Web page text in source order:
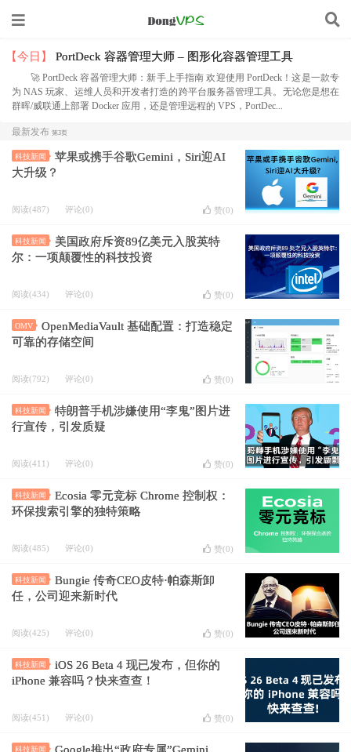
【今日】 PortDeck 容器管理大师 – 图形化容器管理工具
🚀 PortDeck 容器管理大师：新手上手指南 欢迎使用 PortDeck！这是一款专
为 NAS 玩家、运维人员和开发者打造的跨平台服务器管理工具。无论您是想在
群晖/威联通上部署 Docker 应用，还是管理远程的 VPS，PortDec...
最新发布 第3页
科技新闻
苹果或携手谷歌Gemini，Siri迎AI
大升级？
阅读(487) 评论(0) 赞(0)
科技新闻
美国政府斥资89亿美元入股英特
尔：一项颠覆性的科技投资
阅读(434) 评论(0) 赞(0)
OMV
OpenMediaVault 基础配置：打造稳定
可靠的存储空间
阅读(792) 评论(0) 赞(0)
科技新闻
特朗普手机涉嫌使用“李鬼”图片进
行宣传，引发质疑
阅读(411) 评论(0) 赞(0)
科技新闻
Ecosia 零元竞标 Chrome 控制权：
环保搜索引擎的独特策略
阅读(485) 评论(0) 赞(0)
科技新闻
Bungie 传奇CEO皮特·帕森斯卸
任，公司迎来新时代
阅读(425) 评论(0) 赞(0)
科技新闻
iOS 26 Beta 4 现已发布，但你的
iPhone 兼容吗？快来查查！
阅读(451) 评论(0) 赞(0)
科技新闻